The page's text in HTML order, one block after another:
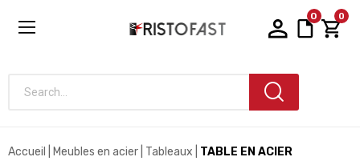
0 0
Search...
Accueil Meubles en acier Tableaux
TABLE EN ACIER